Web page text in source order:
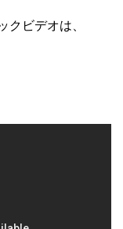
クビデオは、